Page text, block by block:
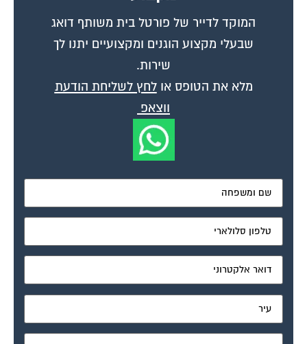
המוקד לדייר של פורטל בית משותף דואג
שבעלי מקצוע הוגנים ומקצועיים יתנו לך
שירות.
מלא את הטופס אולחץ לשליחת הודעת
ווצאפ